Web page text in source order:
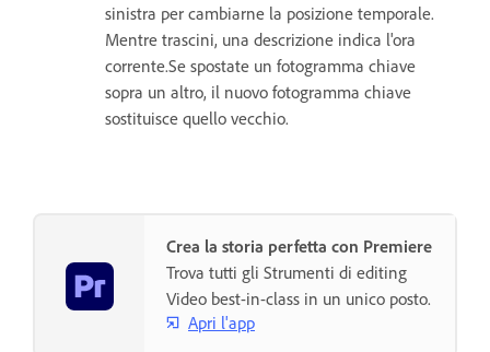
sinistra per cambiarne la posizione temporale.
Mentre trascini, una descrizione indica l'ora
corrente.Se spostate un fotogramma chiave
sopra un altro, il nuovo fotogramma chiave
sostituisce quello vecchio.
Crea la storia perfetta con Premiere
Trova tutti gli Strumenti di editing
Video best-in-class in un unico posto.
Apri l'app